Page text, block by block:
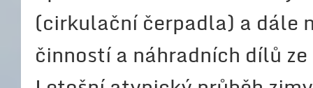
(cirkulační čerpadla) a dále
činností a náhradních dílů